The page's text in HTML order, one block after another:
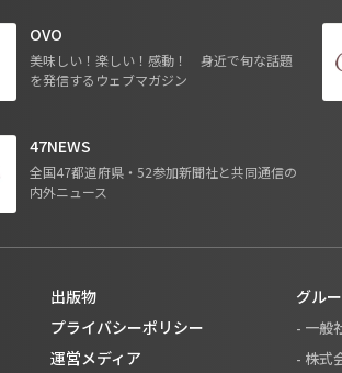
OVO
美味しい！楽しい！感動！ 身近で旬な話題
を発信するウェブマガジン
47NEWS
全国47都道府県・52参加新聞社と共同通信の
内外ニュース
出版物
プライバシーポリシー
運営メディア
グル
- 一般
- 株式